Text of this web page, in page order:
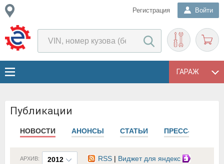
Регистрация Войти
ГАРАЖ
Публикации
НОВОСТИ АНОНСЫ СТАТЬИ ПРЕСС-РЕЛИЗЫ
2012
АРХИВ: RSS | Виджет для яндекс